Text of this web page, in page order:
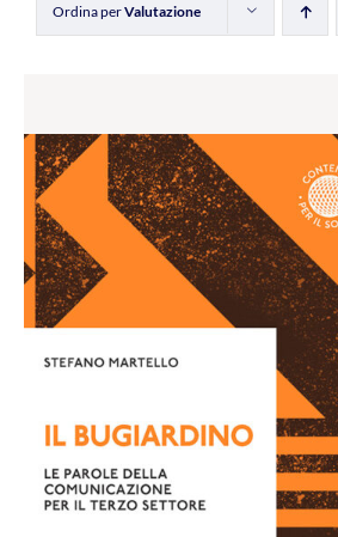
Ordina perValutazione